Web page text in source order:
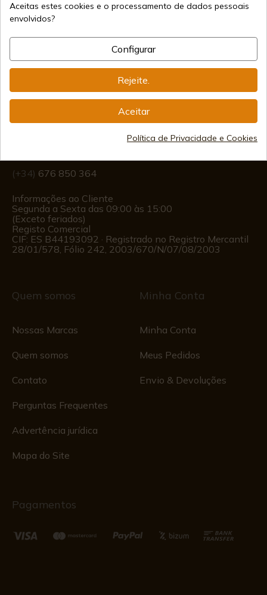
Frete Internacional
Informação
info@aceros-de-hispania.com
(+34) 676 850 364
Informações ao Cliente
Segunda a Sexta das 09:00 às 15:00
(Exceto feriados)
Registo Comercial
CIF: ES B44193092 · Registrado no Registro Mercantil
28/01/578, Fólio 242, 2003/670/N/07/08/2003
Quem somos
Nossas Marcas
Quem somos
Contato
Perguntas Frequentes
Advertência jurídica
Mapa do Site
Minha Conta
Minha Conta
Meus Pedidos
Envio & Devoluções
Pagamentos
Aceitas estes cookies e o processamento de dados pessoais
envolvidos?
Configurar
Rejeite.
Aceitar
Política de Privacidade e Cookies